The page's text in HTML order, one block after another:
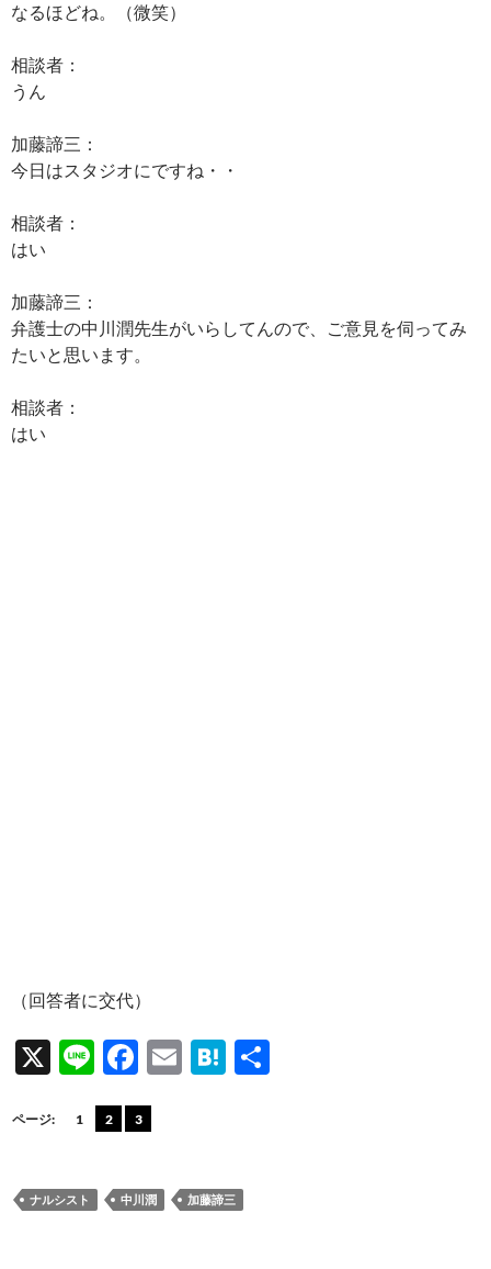
なるほどね。（微笑）
相談者：
うん
加藤諦三：
今日はスタジオにですね・・
相談者：
はい
加藤諦三：
弁護士の中川潤先生がいらしてんので、ご意見を伺ってみ
たいと思います。
相談者：
はい
（回答者に交代）
X
Li
e
F
e
o
E
H
a
ページ: 1 2 3
ナルシスト 中川潤 加藤諦三